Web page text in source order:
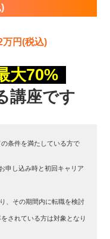
万円(税込)
大70%
講座です
条件を満たしている方で
申し込み時と初回キャリア
、その期間内に転職を検討
されている方は対象となり